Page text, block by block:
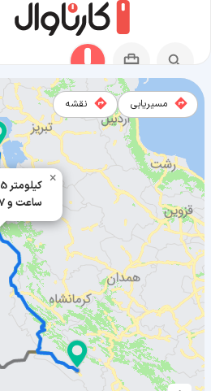
855 کیلومتر
12 ساعت و 27 دقیقه
×
مسیریابی نقشه
مسیر دهلران به ارومیه